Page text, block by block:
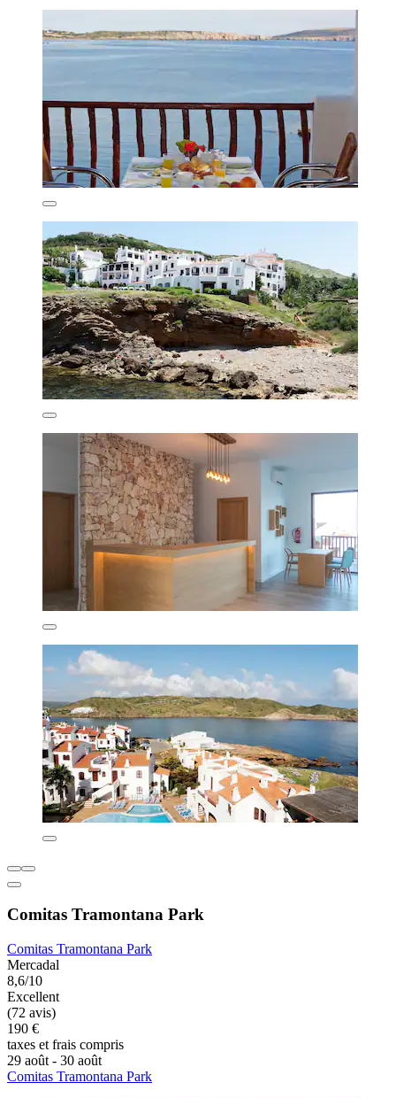
Comitas Tramontana Park
Comitas Tramontana Park
Mercadal
8,6/10
Excellent
(72 avis)
190 €
taxes et frais compris
29 août - 30 août
Comitas Tramontana Park